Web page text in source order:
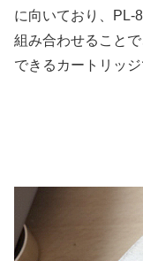
に向いており、PL-
組み合わせること
できるカートリッジ